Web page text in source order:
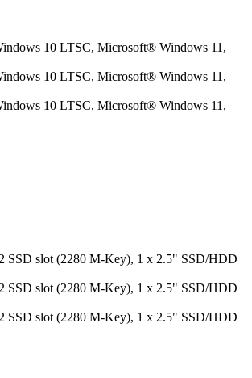
10 LTSC, Microsoft® Windows 11,
10 LTSC, Microsoft® Windows 11,
10 LTSC, Microsoft® Windows 11,
SSD slot (2280 M-Key), 1 x 2.5" SSD/HDD
SSD slot (2280 M-Key), 1 x 2.5" SSD/HDD
SSD slot (2280 M-Key), 1 x 2.5" SSD/HDD